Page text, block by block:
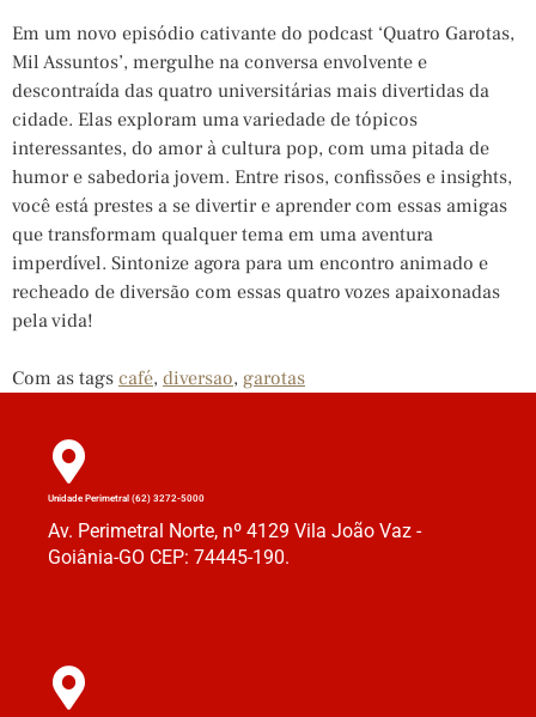
LINK
INCORPORAR
Em um novo episódio cativante do podcast ‘Quatro Garotas,
Mil Assuntos’, mergulhe na conversa envolvente e
descontraída das quatro universitárias mais divertidas da
cidade. Elas exploram uma variedade de tópicos
interessantes, do amor à cultura pop, com uma pitada de
humor e sabedoria jovem. Entre risos, confissões e insights,
você está prestes a se divertir e aprender com essas amigas
que transformam qualquer tema em uma aventura
imperdível. Sintonize agora para um encontro animado e
recheado de diversão com essas quatro vozes apaixonadas
pela vida!
Com as tags café, diversao, garotas
Unidade Perimetral (62) 3272-5000
Av. Perimetral Norte, nº 4129 Vila João Vaz -
Goiânia-GO CEP: 74445-190.